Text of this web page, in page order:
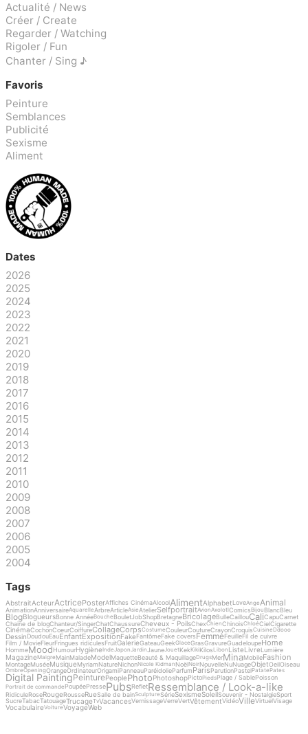
Actualité / News
Créer / Create
Regarder / Watching
Rigoler / Fun
Chanter / Sing ♪
Favoris
Peinture
Semblances
Publicité
Sexisme
Aliment
Dates
2026
2025
2024
2023
2022
2021
2020
2019
2018
2017
2016
2015
2014
2013
2012
2011
2010
2009
2008
2007
2006
2005
2004
Tags
AbstraitActeurActricePosterAffiches CinémaAlcoolAlimentAlphabetLoveAngeAnimal
AnimationAnniversaireAquarelleArbreArticleAsieAtelierSelfportraitAvionAxolotlComicsBijou BlancBleu
BlogBlogueursBonne AnnéeBouche BouletJobShopBretagneBricolageBulleCaillouCaliCapuCarnet
Chaine de blogChanteur/SingerChatChaussureCheveux - PoilsChexChienChinoisChloéCielCigarette
CinémaCochonCoeurCoiffureCollageCorpsCostumeCouleurCoutureCrayonCroquisCuisineDdooo
DessinDoudouEauEnfantExpositionFakeFantômeFake coversFemmeFeuilleFil de cuivre
Film / MovieFleurFringues ridiculesFruitGalerieGateauGeekGlaceGrasGravureGuadeloupeHome
HommeMoodHumourHygièneIndeJaponJardinJauneJouetKekKikiKilosLibon ListeLivreLumière
MagazineMaigre MainMaladeModelMaquetteBeauté & MaquillageDrugsMerMinaMobileFashion
MontageMuséeMusiqueMyriamNatureNichonNicole Kidman NoëlNoirNouvelleNuNuageObjetOeilOiseau
OmbreOpeningOrangeOrdinateurOrigamiPanneauParéidolieParfumParisParutionPastelPatatePates
Digital PaintingPeinturePeoplePhotoPhotoshopPictoPiedsPlage / SablePoisson
Portrait de commande PoupéePressePubsRefletRessemblance / Look-a-like
RidiculeRoseRougeRousseRueSalle de bainSculptureSérieSexismeSoleilSouvenir - NostalgieSport
SucreTabacTatouageTrucageTvVacancesVernissageVerreVertVêtementVidéoVilleVirtuelVisage
VocabulaireVoitureVoyageWeb